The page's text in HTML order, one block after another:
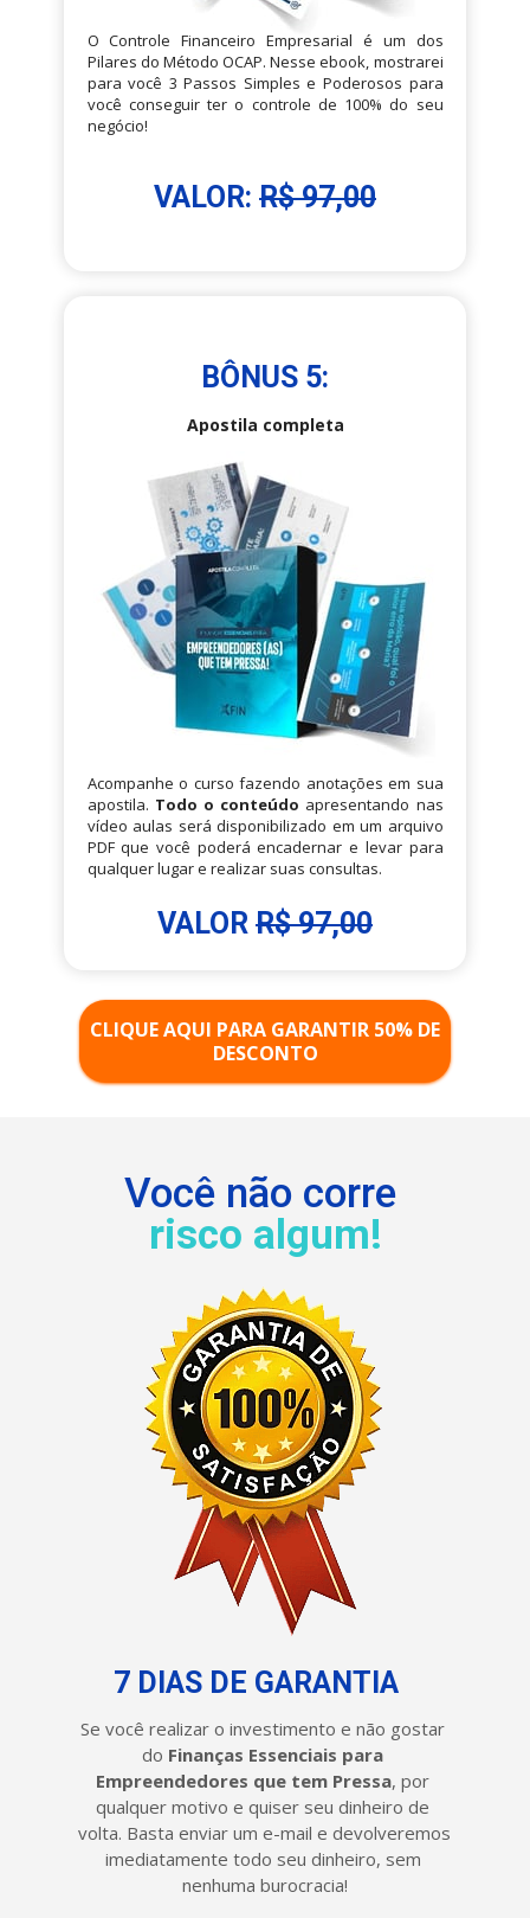
O Controle Financeiro Empresarial é um dos
Pilares do Método OCAP. Nesse ebook, mostrarei
para você 3 Passos Simples e Poderosos para
você conseguir ter o controle de 100% do seu
negócio!
VALOR: R$ 97,00
BÔNUS 5:
Acompanhe o curso fazendo anotações em sua
apostila. Todo o conteúdo apresentando nas
vídeo aulas será disponibilizado em um arquivo
PDF que você poderá encadernar e levar para
qualquer lugar e realizar suas consultas.
VALOR R$ 97,00
Apostila completa
CLIQUE AQUI PARA GARANTIR 50% DE
DESCONTO
Você
não corre
risco algum!
7 DIAS DE GARANTIA
Se você realizar o investimento e não gostar
do Finanças Essenciais para
Empreendedores que tem Pressa, por
qualquer motivo e quiser seu dinheiro de
volta. Basta enviar um e-mail e devolveremos
imediatamente todo seu dinheiro, sem
nenhuma burocracia!